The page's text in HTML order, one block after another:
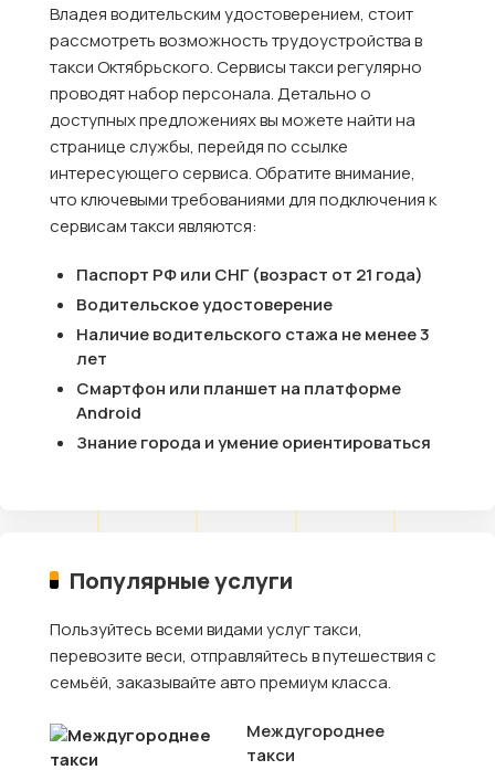
Владея водительским удостоверением, стоит
рассмотреть возможность трудоустройства в
такси Октябрьского. Сервисы такси регулярно
проводят набор персонала. Детально о
доступных предложениях вы можете найти на
странице службы, перейдя по ссылке
интересующего сервиса. Обратите внимание,
что ключевыми требованиями для подключения к
сервисам такси являются:
Паспорт РФ или СНГ (возраст от 21 года)
Водительское удостоверение
Наличие водительского стажа не менее 3
лет
Смартфон или планшет на платформе
Android
Знание города и умение ориентироваться
Популярные услуги
Пользуйтесь всеми видами услуг такси,
перевозите веси, отправляйтесь в путешествия с
семьёй, заказывайте авто премиум класса.
Междугороднее
такси